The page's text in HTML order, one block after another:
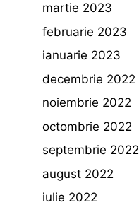
martie 2023
februarie 2023
ianuarie 2023
decembrie 2022
noiembrie 2022
octombrie 2022
septembrie 2022
august 2022
iulie 2022